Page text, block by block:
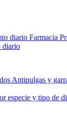
diario Farmacia
diario
Antipulgas y
especie y tipo de